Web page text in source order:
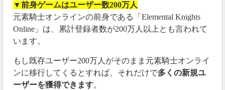
▼前身ゲームはユーザー数200万人
元素騎士オンラインの前身である「Elemental Knights
Online」は、累計登録者数が200万人以上とも言われて
います。
もし既存ユーザー200万人がそのまま元素騎士オンライ
ンに移行してくるとすれば、それだけで多くの新規ユ
ーザーを獲得できます。